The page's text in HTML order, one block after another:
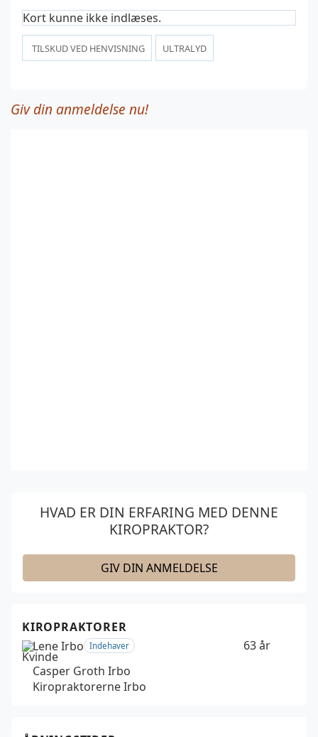
Kort kunne ikke indlæses.
TILSKUD VED HENVISNING ULTRALYD
Giv din anmeldelse nu!
HVAD ER DIN ERFARING MED DENNE
KIROPRAKTOR?
GIV DIN ANMELDELSE
KIROPRAKTORER
Lene Irbo Indehaver
63 år
Casper Groth Irbo
Kiropraktorerne Irbo